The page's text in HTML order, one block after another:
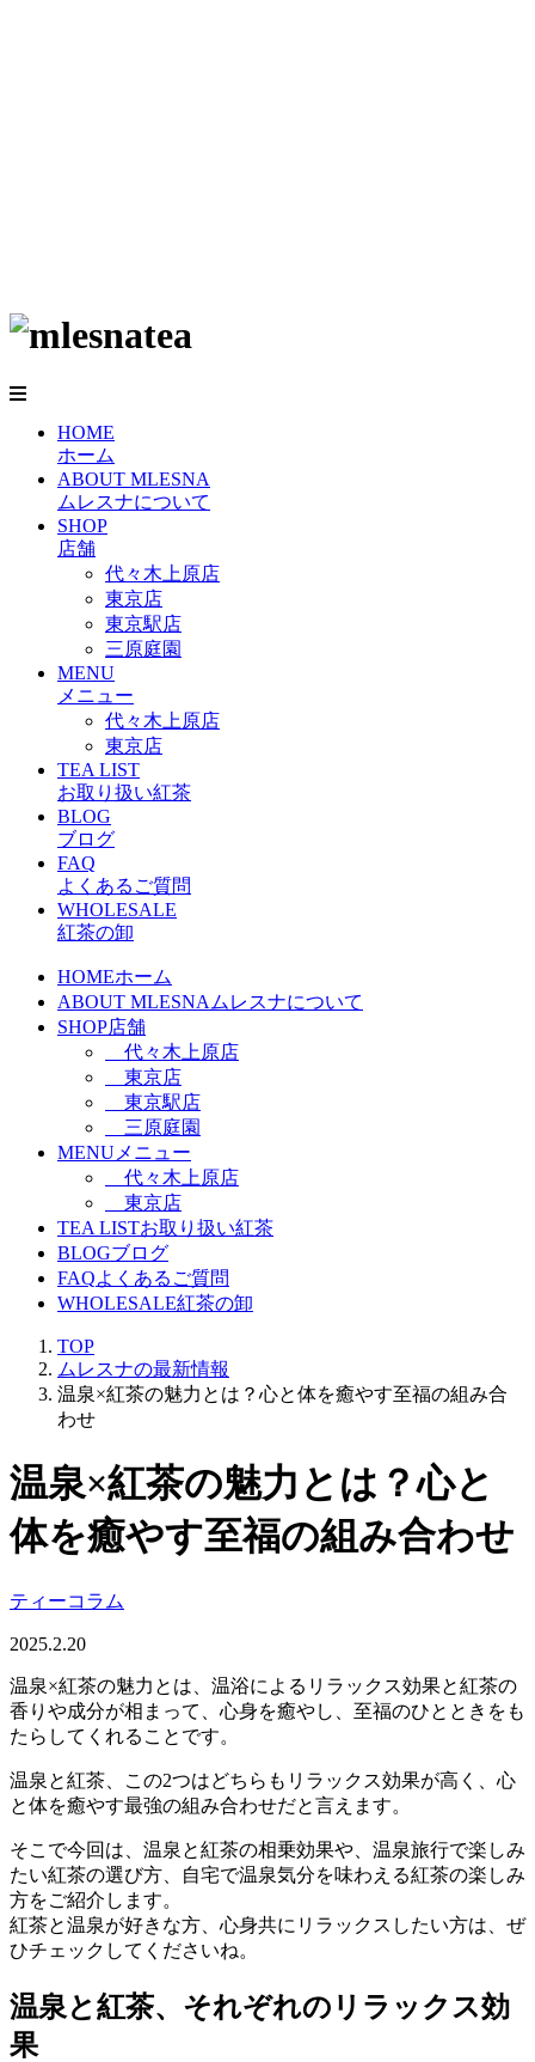
HOME
ホーム
ABOUT MLESNA
ムレスナについて
SHOP
店舗
代々木上原店
東京店
東京駅店
三原庭園
MENU
メニュー
代々木上原店
東京店
TEA LIST
お取り扱い紅茶
BLOG
ブログ
FAQ
よくあるご質問
WHOLESALE
紅茶の卸
HOMEホーム
ABOUT MLESNA ムレスナについて
SHOP店舗
代々木上原店
東京店
東京駅店
三原庭園
MENU メニュー
代々木上原店
東京店
TEA LISTお取り扱い紅茶
BLOGブログ
FAQよくあるご質問
WHOLESALE紅茶の卸
TOP
ムレスナの最新情報
温泉×紅茶の魅力とは？心と体を癒やす至福の組み合
わせ
温泉×紅茶の魅力とは？心と
体を癒やす至福の組み合わせ
ティーコラム
2025.2.20
温泉×紅茶の魅力とは、温浴によるリラックス効果と紅茶の
香りや成分が相まって、心身を癒やし、至福のひとときをも
たらしてくれることです。
温泉と紅茶、この2つはどちらもリラックス効果が高く、心
と体を癒やす最強の組み合わせだと言えます。
そこで今回は、温泉と紅茶の相乗効果や、温泉旅行で楽しみ
たい紅茶の選び方、自宅で温泉気分を味わえる紅茶の楽しみ
方をご紹介します。
紅茶と温泉が好きな方、心身共にリラックスしたい方は、ぜ
ひチェックしてくださいね。
温泉と紅茶、それぞれのリラックス効
果